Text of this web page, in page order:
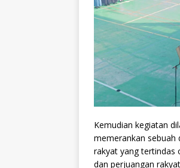
Kemudian kegiatan
memerankan sebuah
rakyat yang tertindas
dan perjuangan